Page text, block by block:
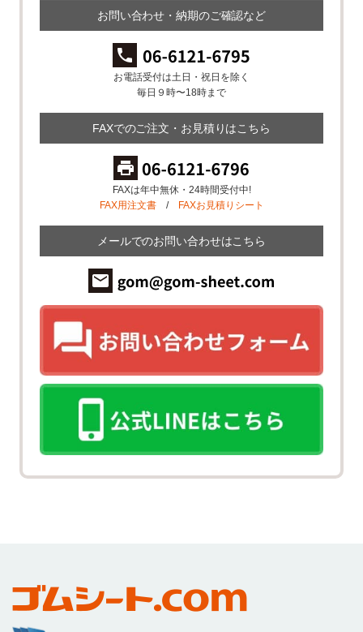
お問い合わせ・納期のご確認など
お電話受付は土日・祝日を除く
毎日９時〜18時まで
FAXでのご注文・お見積りはこちら
FAXは年中無休・24時間受付中!
FAX用注文書/ FAXお見積りシート
メールでのお問い合わせはこちら